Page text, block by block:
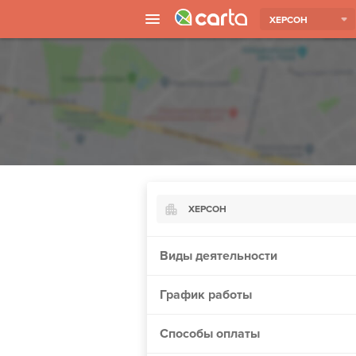
ХЕРСОН
ХЕРСОН
Борисполь
Виды деятельности
График работы
Способы оплаты